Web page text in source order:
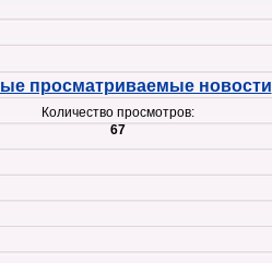
просматриваемые новости
Количество просмотров:
67